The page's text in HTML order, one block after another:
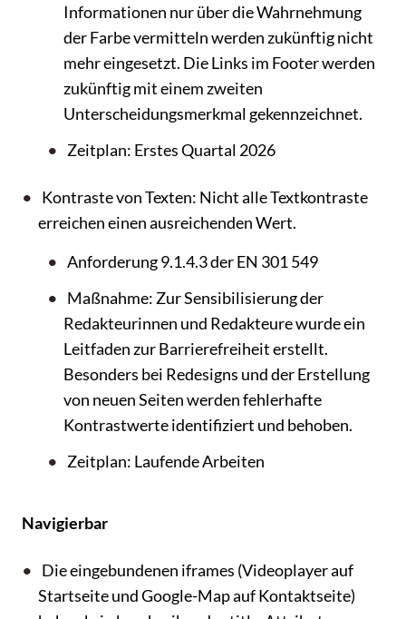
Informationen nur über die Wahrnehmung
der Farbe vermitteln werden zukünftig nicht
mehr eingesetzt. Die Links im Footer werden
zukünftig mit einem zweiten
Unterscheidungsmerkmal gekennzeichnet.
Zeitplan: Erstes Quartal 2026
Kontraste von Texten: Nicht alle Textkontraste
erreichen einen ausreichenden Wert.
Anforderung 9.1.4.3 der EN 301 549
Maßnahme: Zur Sensibilisierung der
Redakteurinnen und Redakteure wurde ein
Leitfaden zur Barrierefreiheit erstellt.
Besonders bei Redesigns und der Erstellung
von neuen Seiten werden fehlerhafte
Kontrastwerte identifiziert und behoben.
Zeitplan: Laufende Arbeiten
Navigierbar
Die eingebundenen iframes (Videoplayer auf
Startseite und Google-Map auf Kontaktseite)